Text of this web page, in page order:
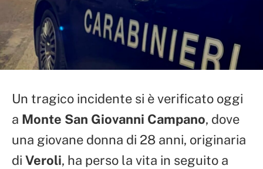
Un tragico incidente si è verificato oggi
a Monte San Giovanni Campano, dove
una giovane donna di 28 anni, originaria
di Veroli, ha perso la vita in seguito a